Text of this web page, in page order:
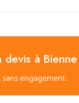
devis à Bienne
sans engagement.